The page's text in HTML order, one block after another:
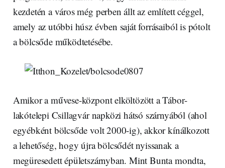
kezdetén a város még perben állt az említett céggel,
amely az utóbbi húsz évben saját forrásaiból is pótolt
a bölcsőde működtetésébe.
Amikor a művese-központ elköltözött a Tábor-
lakótelepi Csillagvár napközi hátsó szárnyából (ahol
egyébként bölcsőde volt 2000-ig), akkor kínálkozott
a lehetőség, hogy újra bölcsődét nyissanak a
megüresedett épületszárnyban. Mint Bunta mondta,